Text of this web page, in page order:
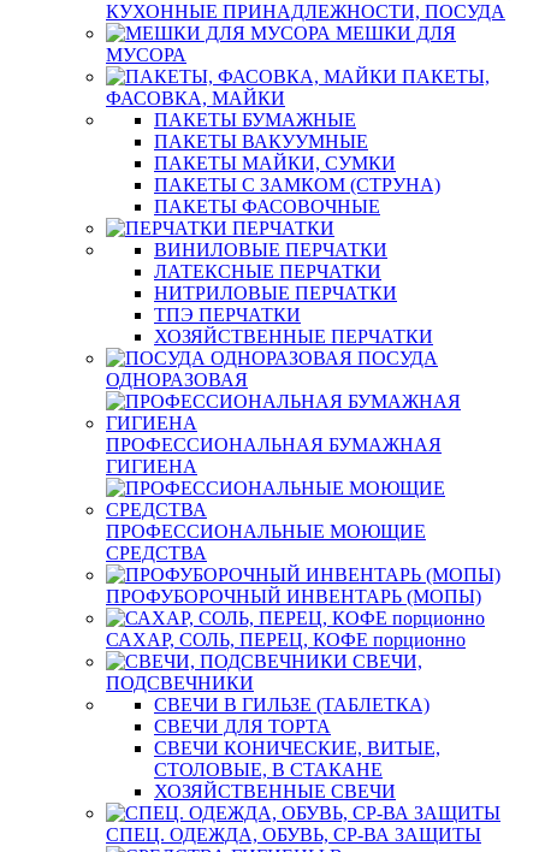
КУХОННЫЕ ПРИНАДЛЕЖНОСТИ, ПОСУДА
МЕШКИ ДЛЯ
МУСОРА
ПАКЕТЫ,
ФАСОВКА, МАЙКИ
ПАКЕТЫ БУМАЖНЫЕ
ПАКЕТЫ ВАКУУМНЫЕ
ПАКЕТЫ МАЙКИ, СУМКИ
ПАКЕТЫ С ЗАМКОМ (СТРУНА)
ПАКЕТЫ ФАСОВОЧНЫЕ
ПЕРЧАТКИ
ВИНИЛОВЫЕ ПЕРЧАТКИ
ЛАТЕКСНЫЕ ПЕРЧАТКИ
НИТРИЛОВЫЕ ПЕРЧАТКИ
ТПЭ ПЕРЧАТКИ
ХОЗЯЙСТВЕННЫЕ ПЕРЧАТКИ
ПОСУДА
ОДНОРАЗОВАЯ
ПРОФЕССИОНАЛЬНАЯ БУМАЖНАЯ
ГИГИЕНА
ПРОФЕССИОНАЛЬНЫЕ МОЮЩИЕ
СРЕДСТВА
ПРОФУБОРОЧНЫЙ ИНВЕНТАРЬ (МОПЫ)
САХАР, СОЛЬ, ПЕРЕЦ, КОФЕ порционно
СВЕЧИ,
ПОДСВЕЧНИКИ
СВЕЧИ В ГИЛЬЗЕ (ТАБЛЕТКА)
СВЕЧИ ДЛЯ ТОРТА
СВЕЧИ КОНИЧЕСКИЕ, ВИТЫЕ,
СТОЛОВЫЕ, В СТАКАНЕ
ХОЗЯЙСТВЕННЫЕ СВЕЧИ
СПЕЦ. ОДЕЖДА, ОБУВЬ, СР-ВА ЗАЩИТЫ